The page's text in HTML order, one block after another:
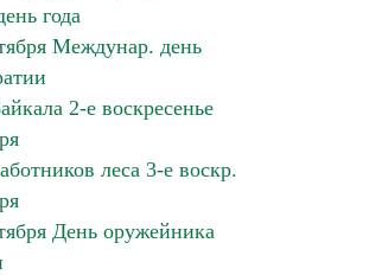
года
Междунар. день
2-е воскресенье
леса 3-е воскр.
День оружейника